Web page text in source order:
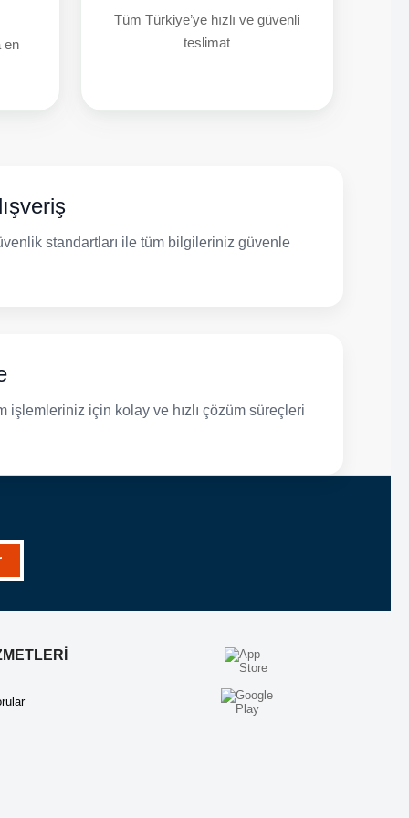
en
Tüm Türkiye’ye hızlı ve güvenli
teslimat
standartları ile tüm bilgileriniz güvenle
işlemleriniz için kolay ve hızlı çözüm süreçleri